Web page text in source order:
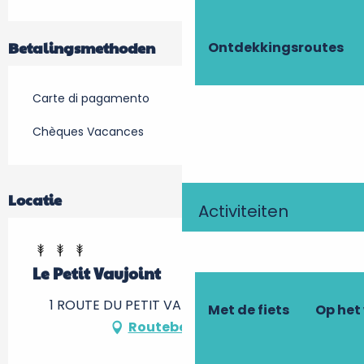
Ontdekkingsroutes
Activiteiten
Met de fiets Op
Betalingsmethoden
Carte di pagamento
Chèques Vacances
Locatie
Le Petit Vaujoint
1 ROUTE DU PETIT VAUJOINT, 37190 Cheillé
Routebeschrijving